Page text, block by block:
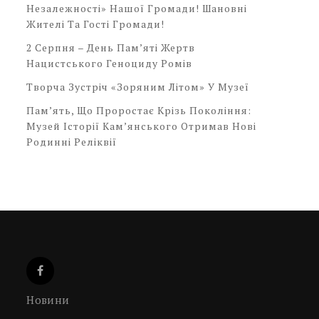
Незалежності» Нашої Громади! Шановні
Жителі Та Гості Громади!
2 Серпня – День Пам’яті Жертв
Нацистського Геноциду Ромів
Творча Зустріч «Зоряним Літом» У Музеї
Пам’ять, Що Проростає Крізь Покоління:
Музей Історії Кам’янського Отримав Нові
Родинні Реліквії
Новини